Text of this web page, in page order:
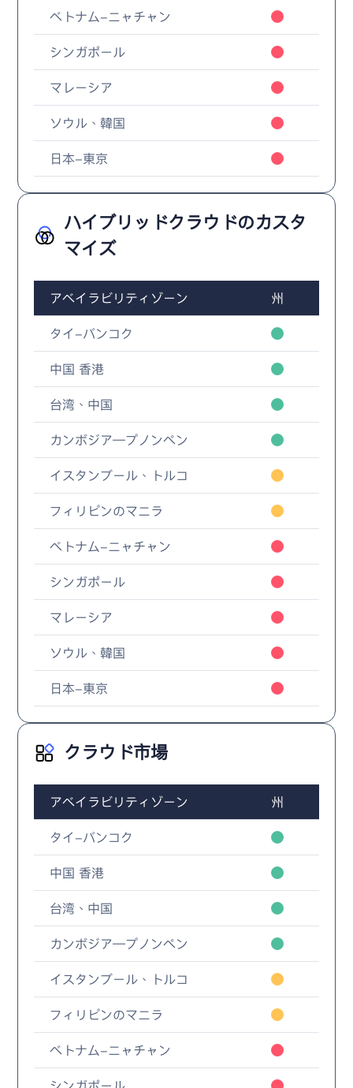
ベトナム-ニャチャン
シンガポール
マレーシア
ソウル、韓国
日本-東京
ハイブリッドクラウドのカスタ
マイズ
アベイラビリティゾーン 州
タイ-バンコク
中国 香港
台湾、中国
カンボジア—プノンペン
イスタンブール、トルコ
フィリピンのマニラ
ベトナム-ニャチャン
シンガポール
マレーシア
ソウル、韓国
日本-東京
クラウド市場
アベイラビリティゾーン 州
タイ-バンコク
中国 香港
台湾、中国
カンボジア—プノンペン
イスタンブール、トルコ
フィリピンのマニラ
ベトナム-ニャチャン